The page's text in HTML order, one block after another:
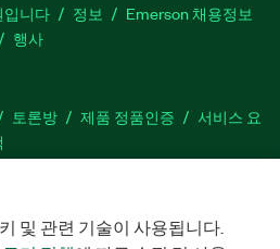
입니다 정보
Emerson 채용정보
행사
토론방 제품 정품인증
서비스 요
및 관련 기술이 사용됩니다.